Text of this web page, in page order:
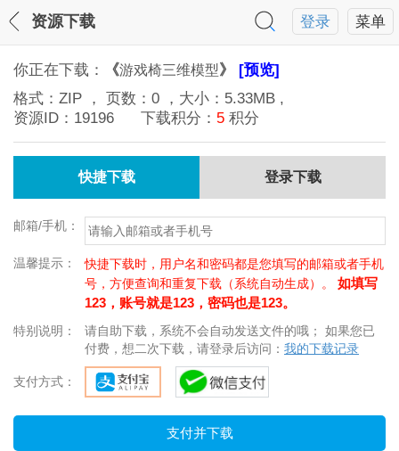
菜单
登录
资源下载
你正在下载： 《游戏椅三维模型》 [预览]
格式： ZIP ， 页数： 0 ，大小： 5.33MB ,
资源ID： 19196 下载积分： 5 积分
快捷下载 登录下载
邮箱/手机：
温馨提示：
快捷下载时，用户名和密码都是您填写的邮箱或者手机
号，方便查询和重复下载（系统自动生成）。 如填写
123，账号就是123，密码也是123。
特别说明：
请自助下载，系统不会自动发送文件的哦； 如果您已
付费，想二次下载，请登录后访问： 我的下载记录
支付方式：